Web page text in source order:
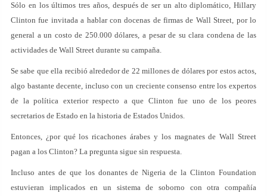
Sólo en los últimos tres años, después de ser un alto diplomático, Hillary
Clinton fue invitada a hablar con docenas de firmas de Wall Street, por lo
general a un costo de 250.000 dólares, a pesar de su clara condena de las
actividades de Wall Street durante su campaña.
Se sabe que ella recibió alrededor de 22 millones de dólares por estos actos,
algo bastante decente, incluso con un creciente consenso entre los expertos
de la política exterior respecto a que Clinton fue uno de los peores
secretarios de Estado en la historia de Estados Unidos.
Entonces, ¿por qué los ricachones árabes y los magnates de Wall Street
pagan a los Clinton? La pregunta sigue sin respuesta.
Incluso antes de que los donantes de Nigeria de la Clinton Foundation
estuvieran implicados en un sistema de soborno con otra compañía